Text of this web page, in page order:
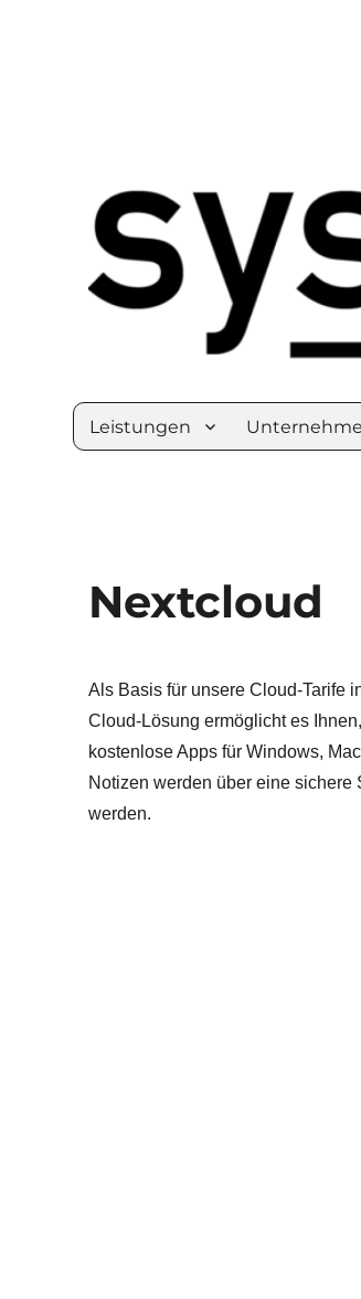
Systemhaus
Leistungen
Nextcloud
Als Basis für unsere Cloud-Tarife
Cloud-Lösung ermöglicht es
kostenlose Apps für Windows,
Notizen werden über eine sichere
werden.